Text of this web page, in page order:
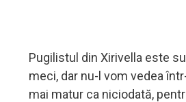
Pugilistul din Xirivella este
meci, dar nu-l vom vedea
mai matur ca niciodată,